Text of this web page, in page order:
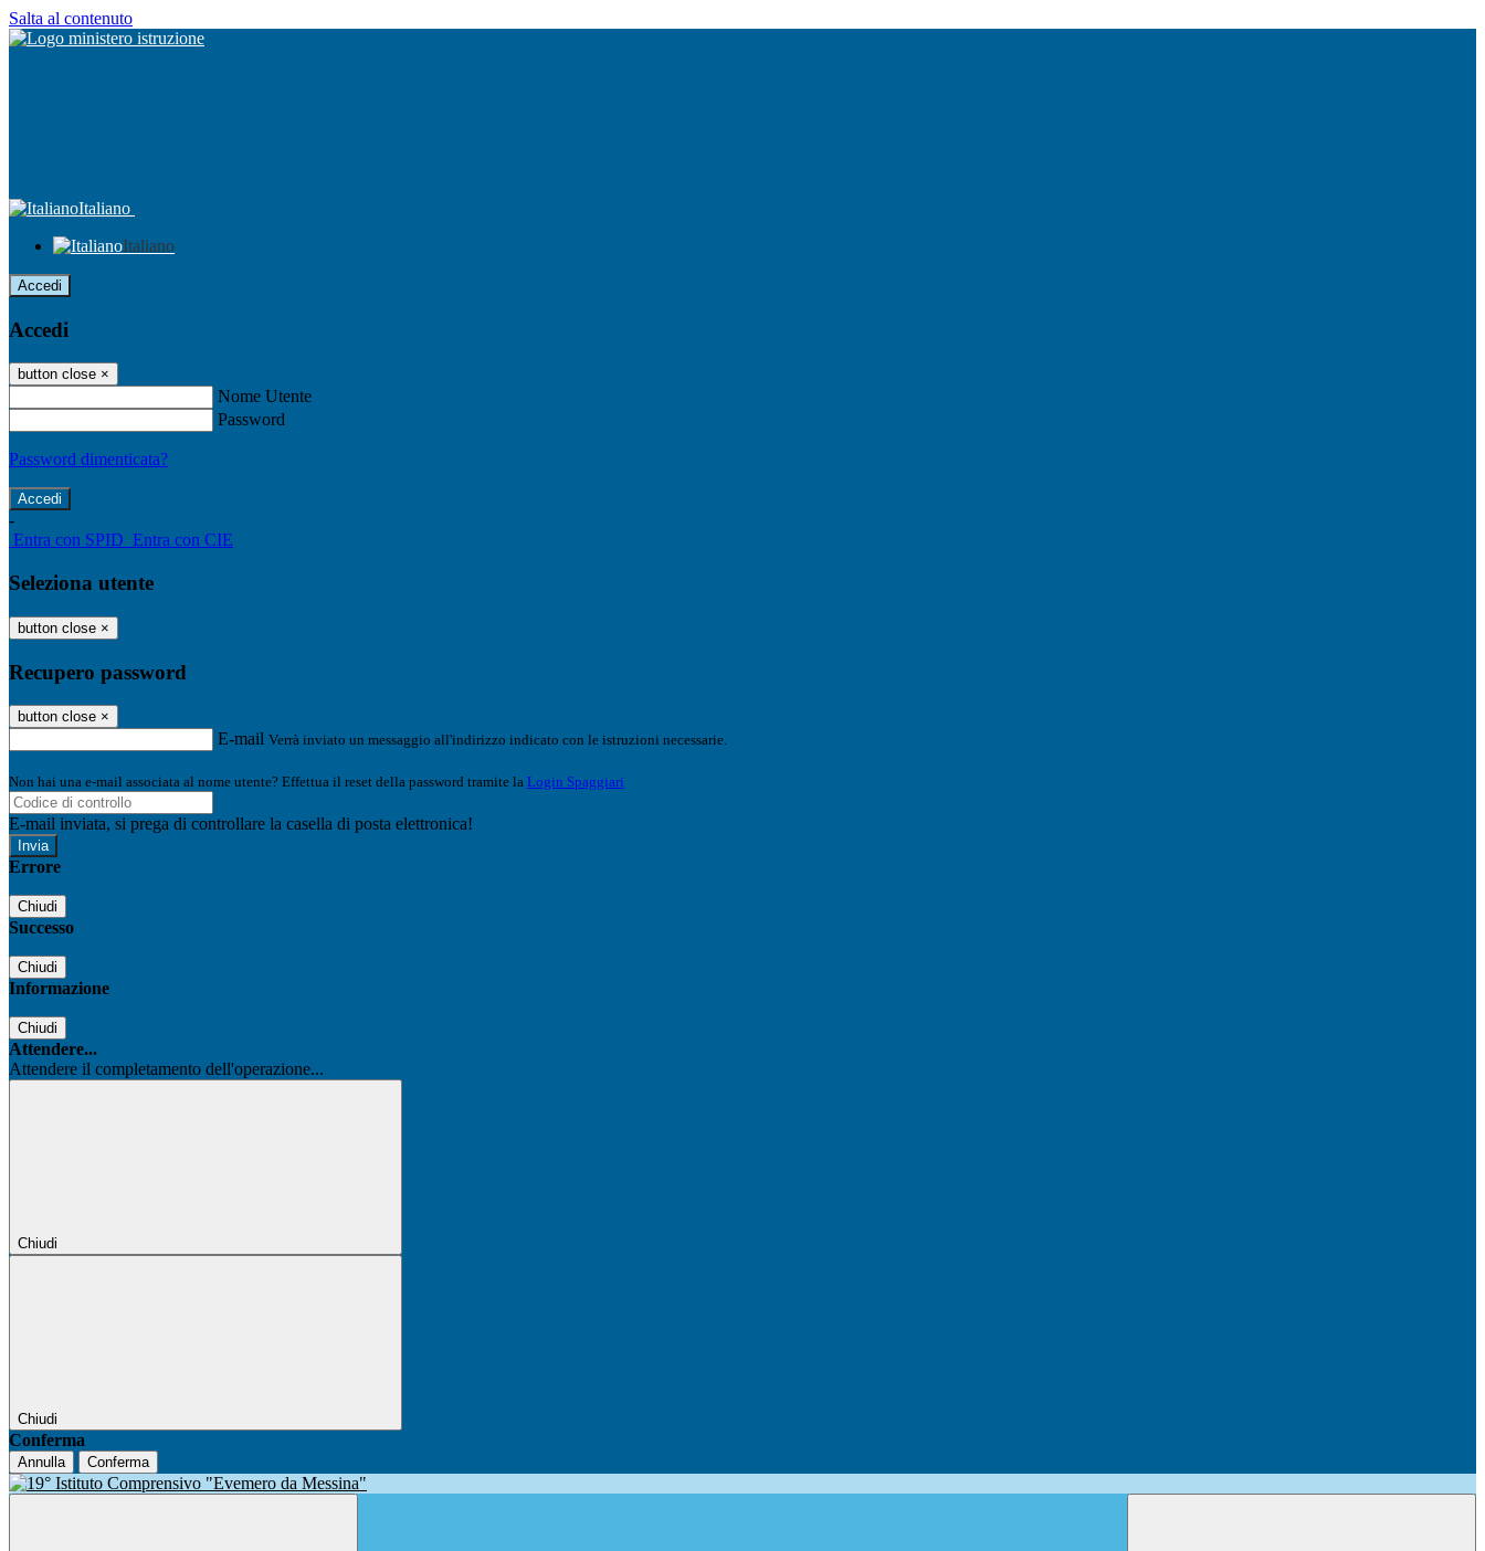
Salta al contenuto
Italiano
Italiano
Accedi
Accedi
button close ×
Nome Utente
Password
Password dimenticata?
-
Entra con SPID Entra con CIE
Seleziona utente
button close ×
Recupero password
button close ×
E-mail Verrà inviato un messaggio all'indirizzo indicato con le istruzioni necessarie.
Non hai una e-mail associata al nome utente? Effettua il reset della password tramite la Login Spaggiari
E-mail inviata, si prega di controllare la casella di posta elettronica!
Errore
Chiudi
Successo
Chiudi
Informazione
Chiudi
Attendere...
Attendere il completamento dell'operazione...
Chiudi
Chiudi
Conferma
Annulla Conferma